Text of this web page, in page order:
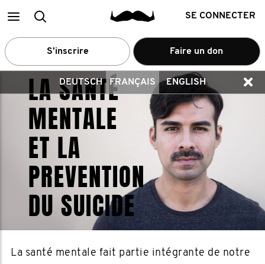
MainRecherche SE CONNECTER
S’inscrire Faire un don
DEUTSCH FRANÇAIS ENGLISH
LA SANTÉ
MENTALE
ET LA
PREVENTION
DU SUICIDE
La santé mentale fait partie intégrante de notre